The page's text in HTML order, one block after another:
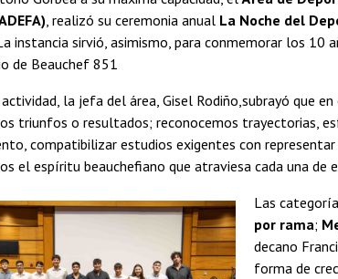
, realizó su ceremonia anual La Noche del
instancia sirvió, asimismo, para conmemorar los
de Beauchef 851
la jefa del área, Gisel Rodiño,subrayó que
triunfos o resultados; reconocemos trayectorias,
compatibilizar estudios exigentes con
el espíritu beauchefiano que atraviesa cada una de
Las
por rama;
decano
forma de